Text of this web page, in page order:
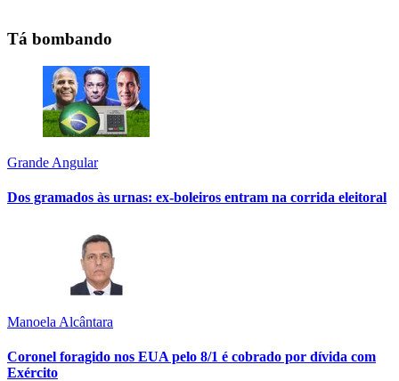
Tá bombando
Grande Angular
Dos gramados às urnas: ex-boleiros entram na corrida eleitoral
Manoela Alcântara
Coronel foragido nos EUA pelo 8/1 é cobrado por dívida com
Exército